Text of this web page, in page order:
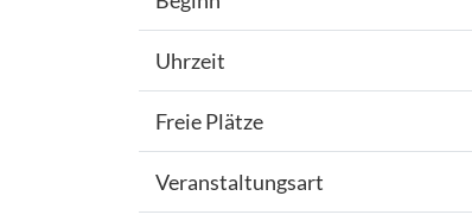
Uhrzeit
Freie Plätze
Veranstaltungsart